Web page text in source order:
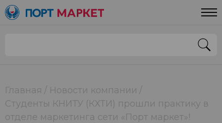
Главная
Новости компании
Студенты КНИТУ (КХТИ) прошли практику в
отделе маркетинга сети «Порт маркет»!